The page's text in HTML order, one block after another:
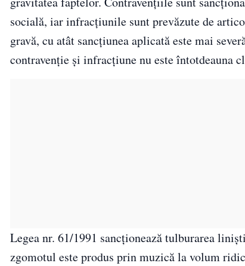
socială, iar infracțiunile sunt prevăzute de
gravă, cu atât sancțiunea aplicată este mai
contravenție și infracțiune nu este întotdeauna
Legea nr. 61/1991 sancționează tulburarea
zgomotul este produs prin muzică la volum